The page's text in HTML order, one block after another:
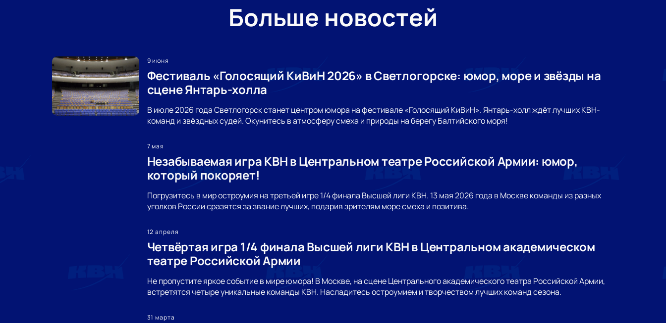
Больше новостей
9 июня
Фестиваль «Голосящий КиВиН 2026» в Светлогорске: юмор, море и звёзды на
сцене Янтарь-холла
В июле 2026 года Светлогорск станет центром юмора на фестивале «Голосящий КиВиН». Янтарь-холл ждёт лучших КВН-
команд и звёздных судей. Окунитесь в атмосферу смеха и природы на берегу Балтийского моря!
7 мая
Незабываемая игра КВН в Центральном театре Российской Армии: юмор,
который покоряет!
Погрузитесь в мир остроумия на третьей игре 1/4 финала Высшей лиги КВН. 13 мая 2026 года в Москве команды из разных
уголков России сразятся за звание лучших, подарив зрителям море смеха и позитива.
12 апреля
Четвёртая игра 1/4 финала Высшей лиги КВН в Центральном академическом
театре Российской Армии
Не пропустите яркое событие в мире юмора! В Москве, на сцене Центрального академического театра Российской Армии,
встретятся четыре уникальные команды КВН. Насладитесь остроумием и творчеством лучших команд сезона.
31 марта